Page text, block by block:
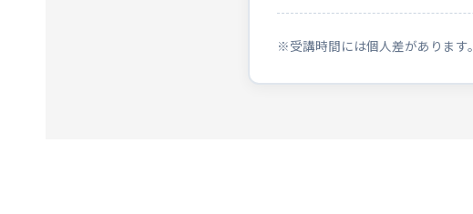
※受講時間には個人差があります。